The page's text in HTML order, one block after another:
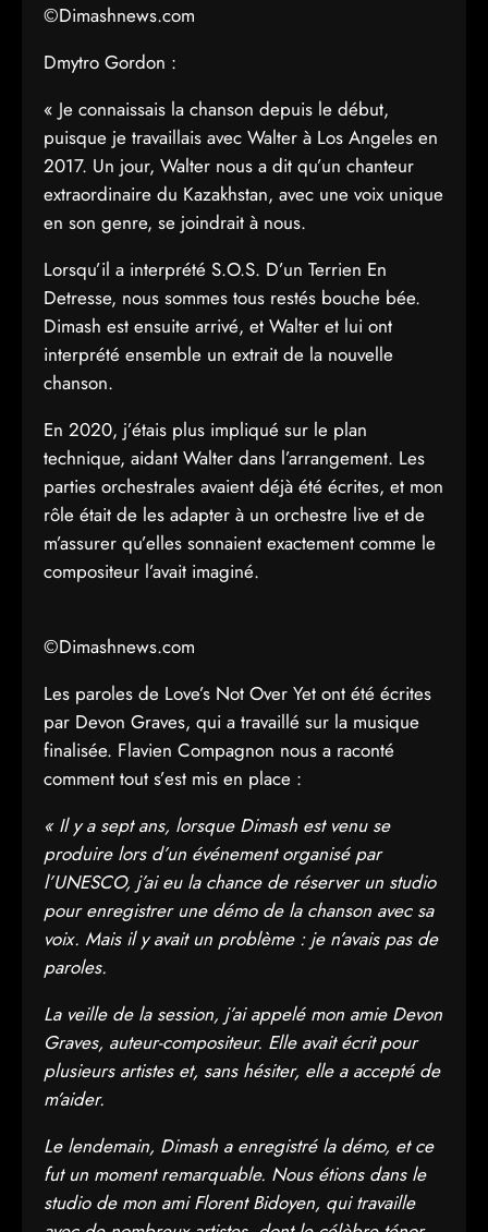
©Dimashnews.com
Dmytro Gordon :
« Je connaissais la chanson depuis le début,
puisque je travaillais avec Walter à Los Angeles en
2017. Un jour, Walter nous a dit qu’un chanteur
extraordinaire du Kazakhstan, avec une voix unique
en son genre, se joindrait à nous.
Lorsqu’il a interprété S.O.S. D’un Terrien En
Detresse, nous sommes tous restés bouche bée.
Dimash est ensuite arrivé, et Walter et lui ont
interprété ensemble un extrait de la nouvelle
chanson.
En 2020, j’étais plus impliqué sur le plan
technique, aidant Walter dans l’arrangement. Les
parties orchestrales avaient déjà été écrites, et mon
rôle était de les adapter à un orchestre live et de
m’assurer qu’elles sonnaient exactement comme le
compositeur l’avait imaginé.
©Dimashnews.com
Les paroles de Love’s Not Over Yet ont été écrites
par Devon Graves, qui a travaillé sur la musique
finalisée. Flavien Compagnon nous a raconté
comment tout s’est mis en place :
« Il y a sept ans, lorsque Dimash est venu se
produire lors d’un événement organisé par
l’UNESCO, j’ai eu la chance de réserver un studio
pour enregistrer une démo de la chanson avec sa
voix. Mais il y avait un problème : je n’avais pas de
paroles.
La veille de la session, j’ai appelé mon amie Devon
Graves, auteur-compositeur. Elle avait écrit pour
plusieurs artistes et, sans hésiter, elle a accepté de
m’aider.
Le lendemain, Dimash a enregistré la démo, et ce
fut un moment remarquable. Nous étions dans le
studio de mon ami Florent Bidoyen, qui travaille